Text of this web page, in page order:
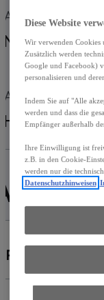
Außenfarbe
Nachtblau
Antrieb
Hybrid Benzin
Diese Website
Wir verwenden Cookies
Zusätzlich werden
Google und Facebook)
personalisieren und
Indem Sie auf "Alle
werden und dass die
Empfänger außerhalb
Ihre Einwilligung ist
z.B. in den Cookie-
werden nur die
Datenschutzhinweisen